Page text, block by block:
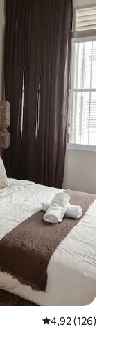
Évaluation
4,92 (126)